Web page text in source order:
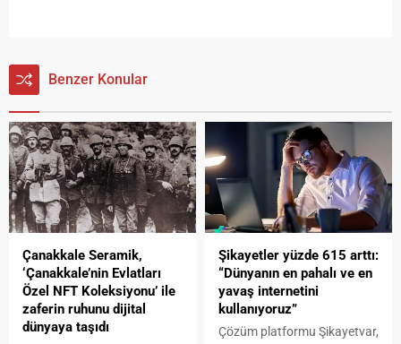
Benzer Konular
Çanakkale Seramik,
‘Çanakkale’nin Evlatları
Özel NFT Koleksiyonu’ ile
zaferin ruhunu dijital
dünyaya taşıdı
Şikayetler yüzde 615 arttı:
“Dünyanın en pahalı ve en
yavaş internetini
kullanıyoruz”
Çözüm platformu Şikayetvar,